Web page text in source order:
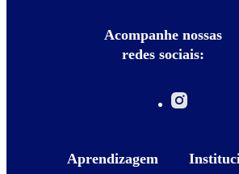
Acompanhe nossas
redes sociais:
Aprendizagem